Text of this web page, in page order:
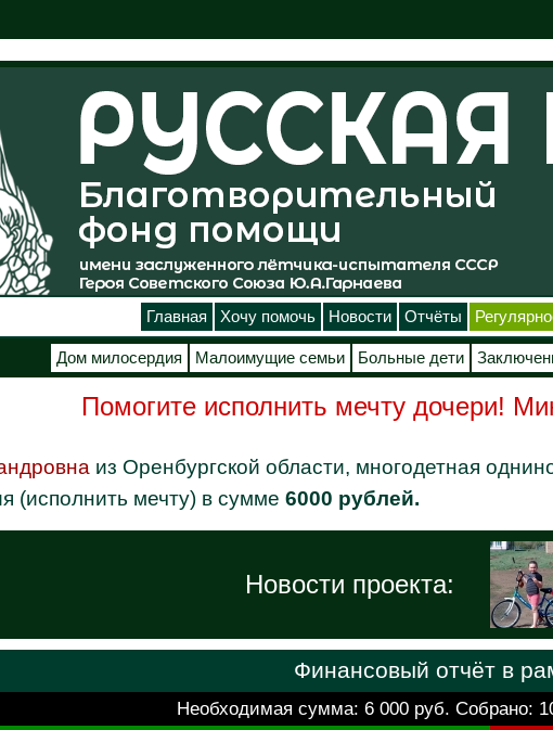
Главная Хочу помочь Новости Отчёты
Дом милосердия Малоимущие семьи Больные дети
Помогите исполнить мечту дочери!
из Оренбургской области, многодетная
(исполнить мечту) в сумме 6000 рублей.
Новости проекта:
Финансовый отчёт в
Необходимая сумма: 6 000 руб. Собрано: